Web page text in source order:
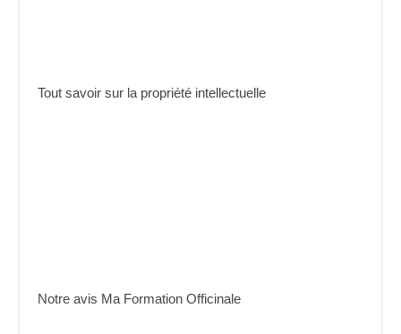
Tout savoir sur la propriété intellectuelle
Notre avis Ma Formation Officinale